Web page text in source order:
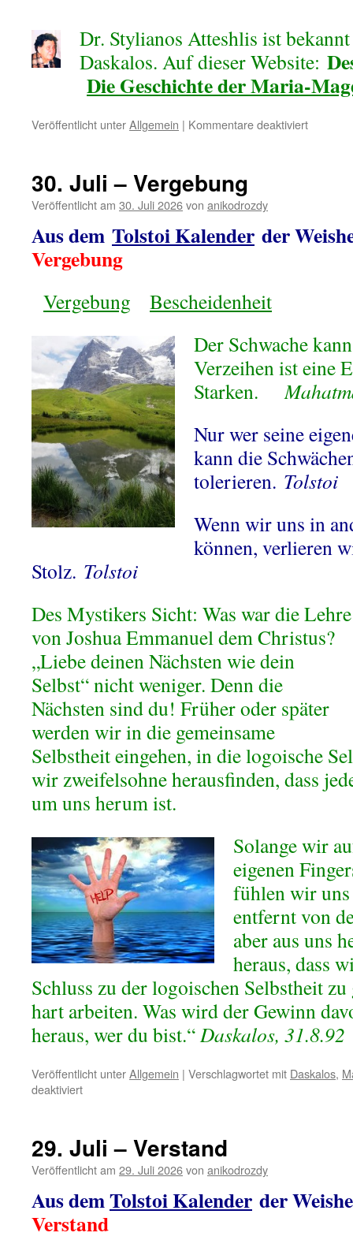
Dr. Stylianos Atteshlis ist
Daskalos. Auf dieser Website:
Die Geschichte der Maria-
Veröffentlicht unterAllgemein | Kommentare deaktiviertfür
30. Juli – Vergebung
Veröffentlicht am 30. Juli 2026von anikodrozdy
Aus dem Tolstoi Kalender der
Vergebung
Vergebung
Bescheidenheit
Der Schwache
Verzeihen ist eine
Starken.
Nur wer seine
kann die
tolerieren. Tolstoi
Wenn wir uns in
können, verlieren
Stolz. Tolstoi
Des Mystikers Sicht: Was war die Lehre
von Joshua Emmanuel dem Christus?
„Liebe deinen Nächsten wie dein
Selbst“ nicht weniger. Denn die
Nächsten sind du! Früher oder später
werden wir in die gemeinsame
Selbstheit eingehen, in die logoische
wir zweifelsohne herausfinden, dass
um uns herum ist.
Solange wir
eigenen
fühlen wir
entfernt von
aber aus uns
heraus, dass
Schluss zu der logoischen Selbstheit
hart arbeiten. Was wird der Gewinn
heraus, wer du bist.“Daskalos, 31.8.92
Veröffentlicht unterAllgemein | Verschlagwortet mit Daskalos,
deaktiviertfür
Vergebung
29. Juli – Verstand
Veröffentlicht am 29. Juli 2026von anikodrozdy
Aus demTolstoi Kalender der
Verstand